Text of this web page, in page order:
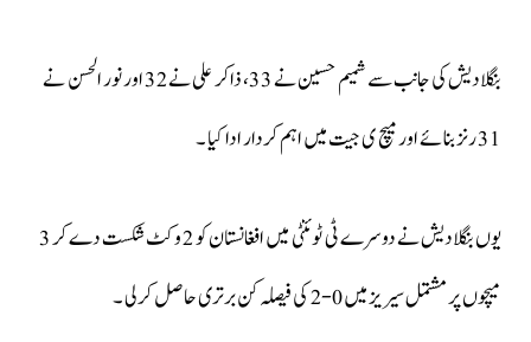
بنگلادیش کی جانب سے شمیم حسین نے 33، ذاکر علی نے 32 اور نور الحسن نے
31 رنز بنائے اور میچ ی جیت میں اہم کردار ادا کیا ۔
یوں بنگلادیش نے دوسرے ٹی ٹوئنٹی میں افغانستان کو 2 وکٹ شکست دے کر 3
میچوں پر مشتمل سیریز میں 0-2 کی فیصلہ کن برتری حاصل کرلی ۔